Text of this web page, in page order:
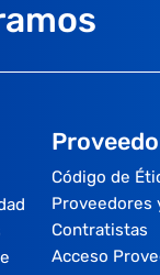
Código de
Proveedores
Contratistas
Acceso